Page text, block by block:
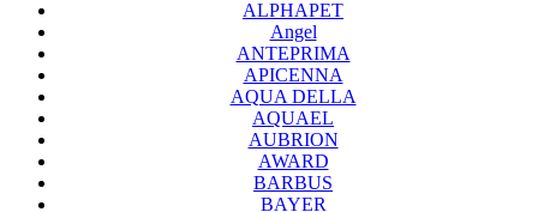
ALPHAPET
Angel
ANTEPRIMA
APICENNA
AQUA DELLA
AQUAEL
AUBRION
AWARD
BARBUS
BAYER